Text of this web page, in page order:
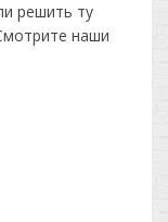
решить ту
наши